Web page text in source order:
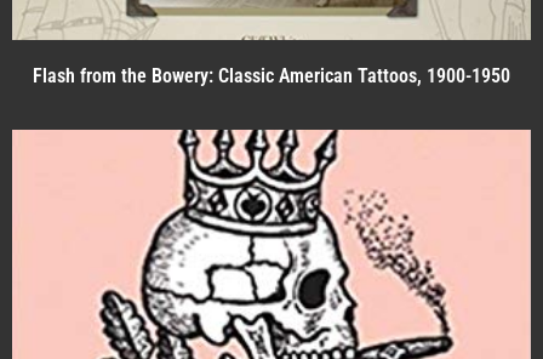
Flash from the Bowery: Classic American Tattoos, 1900-1950